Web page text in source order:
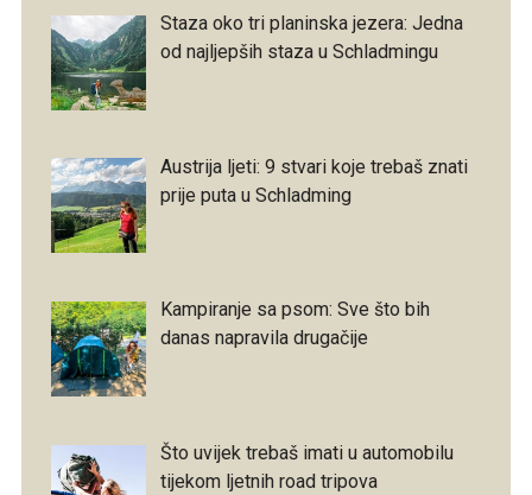
Staza oko tri planinska jezera: Jedna
od najljepših staza u Schladmingu
Austrija ljeti: 9 stvari koje trebaš znati
prije puta u Schladming
Kampiranje sa psom: Sve što bih
danas napravila drugačije
Što uvijek trebaš imati u automobilu
tijekom ljetnih road tripova